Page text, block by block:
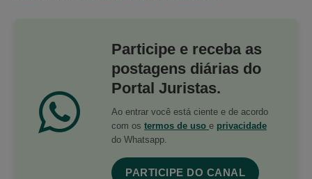
Participe e receba as
postagens diárias do
Portal Juristas.
Ao entrar você está ciente e de acordo
com os termos de uso e privacidade
do Whatsapp.
PARTICIPE DO CANAL